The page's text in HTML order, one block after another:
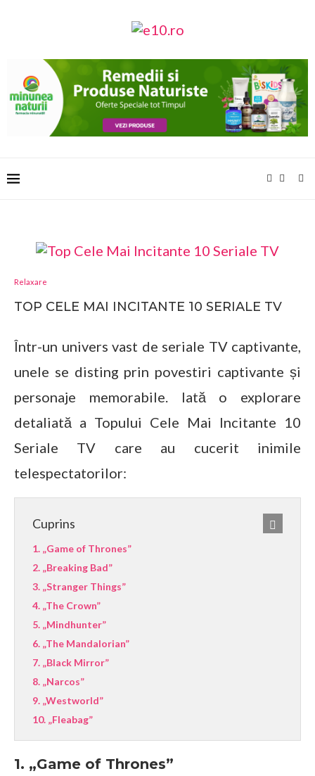
Relaxare
TOP CELE MAI INCITANTE 10 SERIALE TV
Într-un univers vast de seriale TV captivante,
unele se disting prin povestiri captivante și
personaje memorabile. Iată o explorare
detaliată a Topului Cele Mai Incitante 10
Seriale TV care au cucerit inimile
telespectatorilor:
Cuprins
1. „Game of Thrones”
2. „Breaking Bad”
3. „Stranger Things”
4. „The Crown”
5. „Mindhunter”
6. „The Mandalorian”
7. „Black Mirror”
8. „Narcos”
9. „Westworld”
10. „Fleabag”
1. „Game of Thrones”